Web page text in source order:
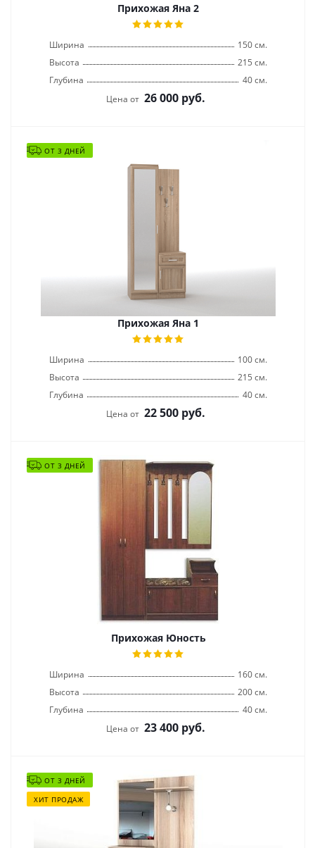
Прихожая Яна 2
Ширина
150 см.
Высота
215 см.
Глубина
40 см.
Цена от 26 000 руб.
ОТ 3 ДНЕЙ
Прихожая Яна 1
Ширина
100 см.
Высота
215 см.
Глубина
40 см.
Цена от 22 500 руб.
ОТ 3 ДНЕЙ
Прихожая Юность
Ширина
160 см.
Высота
200 см.
Глубина
40 см.
Цена от 23 400 руб.
ОТ 3 ДНЕЙ
ХИТ ПРОДАЖ